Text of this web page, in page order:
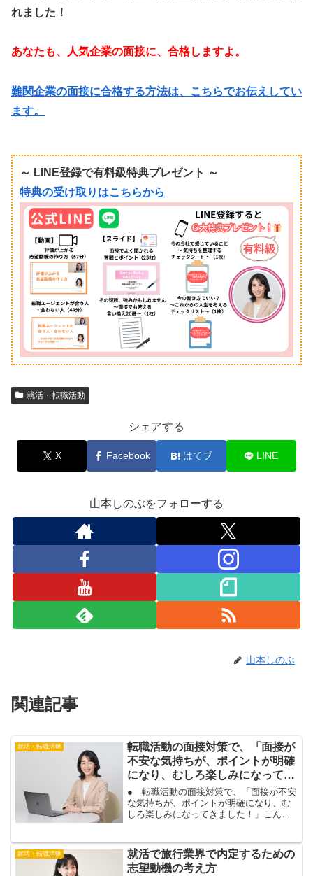
れました！
あなたも、人気企業の面接に、合格しますよ。
難関企業の面接に合格する方法は、こちらでお伝えしてい
ます。
～ LINE登録で有料級特典プレゼント ～
特典の受け取りはこちらから
就活・転職活動
シェアする
X Facebook はてブ LINE
山本しのぶをフォローする
山本しのぶ
関連記事
就活・転職活動
転職活動の面接対策で、「面接が
不安な気持ちが、ポイントが明確
になり、むしろ楽しみになってき
ました！」
● 転職活動の面接対策で、「面接が不安
な気持ちが、ポイントが明確になり、む
しろ楽しみになってきました！」こんに
策にお越し頂いた、２０代のお客様。面
接対策が終わった後、こ...
就活・転職活動
就活で旅行業界で内定するための
志望動機の考え方